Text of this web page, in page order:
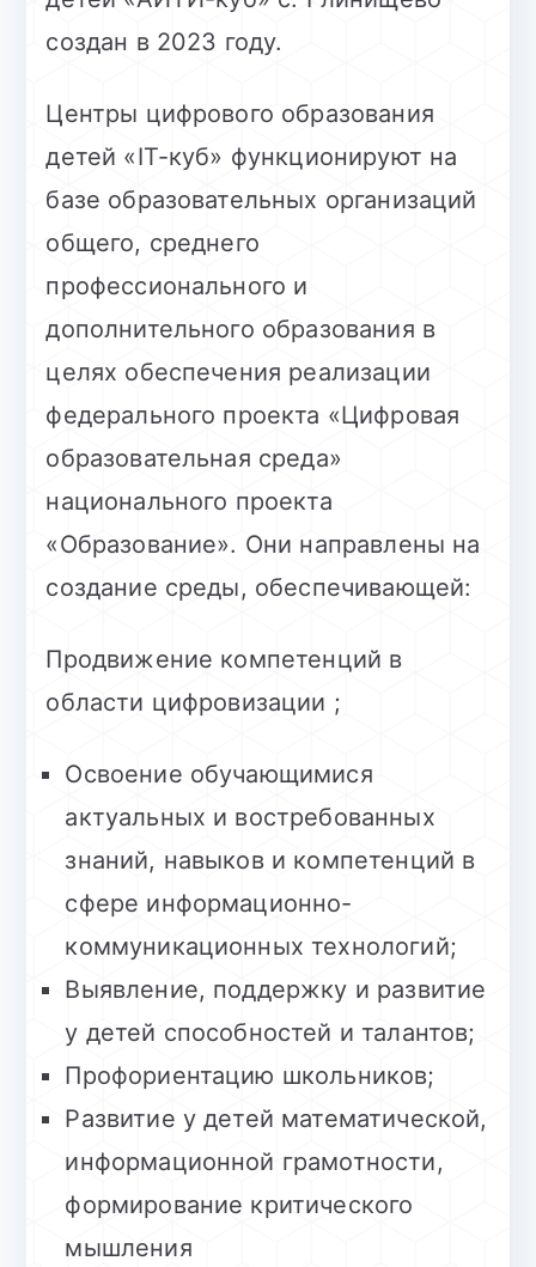
создан в 2023 году.
Центры цифрового образования
детей «IT-куб» функционируют на
базе образовательных организаций
общего, среднего
профессионального и
дополнительного образования в
целях обеспечения реализации
федерального проекта «Цифровая
образовательная среда»
национального проекта
«Образование». Они направлены на
создание среды, обеспечивающей:
Продвижение компетенций в
области цифровизации ;
Освоение обучающимися
актуальных и востребованных
знаний, навыков и компетенций в
сфере информационно-
коммуникационных технологий;
Выявление, поддержку и развитие
у детей способностей и талантов;
Профориентацию школьников;
Развитие у детей математической,
информационной грамотности,
формирование критического
мышления